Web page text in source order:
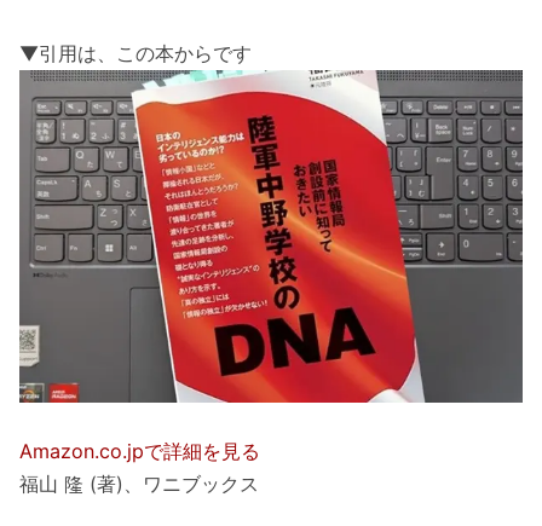
▼引用は、この本からです
Amazon.co.jpで詳細を見る
福山 隆 (著)、ワニブックス